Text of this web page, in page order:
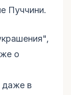
Пуччини.
о
даже в